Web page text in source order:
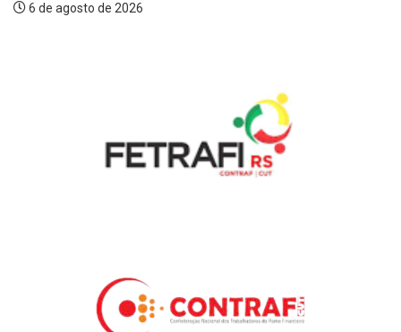
6 de agosto de 2026